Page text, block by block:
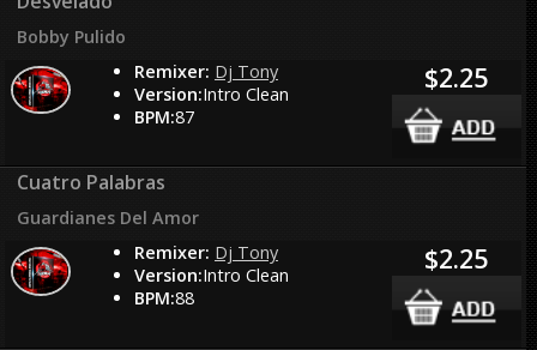
Bobby Pulido
Remixer: Dj Tony
Version:Intro Clean
BPM:87
$2.25
Cuatro Palabras
Guardianes Del Amor
Remixer: Dj Tony
Version:Intro Clean
BPM:88
$2.25